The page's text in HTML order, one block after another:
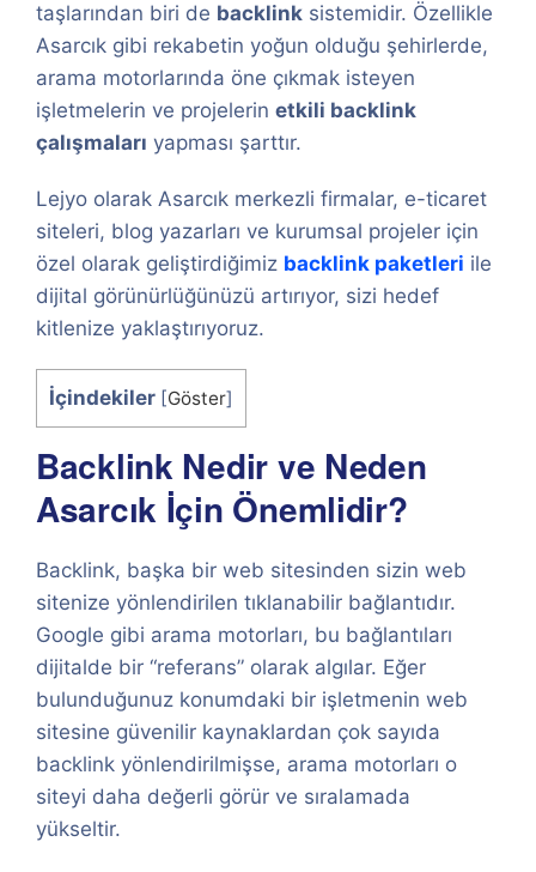
taşlarından biri de backlink sistemidir. Özellikle
Asarcık gibi rekabetin yoğun olduğu şehirlerde,
arama motorlarında öne çıkmak isteyen
işletmelerin ve projelerin etkili backlink
çalışmaları yapması şarttır.
Lejyo olarak Asarcık merkezli firmalar, e-ticaret
siteleri, blog yazarları ve kurumsal projeler için
özel olarak geliştirdiğimiz backlink paketleri ile
dijital görünürlüğünüzü artırıyor, sizi hedef
kitlenize yaklaştırıyoruz.
İçindekiler [Göster]
Backlink Nedir ve Neden
Asarcık İçin Önemlidir?
Backlink, başka bir web sitesinden sizin web
sitenize yönlendirilen tıklanabilir bağlantıdır.
Google gibi arama motorları, bu bağlantıları
dijitalde bir “referans” olarak algılar. Eğer
bulunduğunuz konumdaki bir işletmenin web
sitesine güvenilir kaynaklardan çok sayıda
backlink yönlendirilmişse, arama motorları o
siteyi daha değerli görür ve sıralamada
yükseltir.